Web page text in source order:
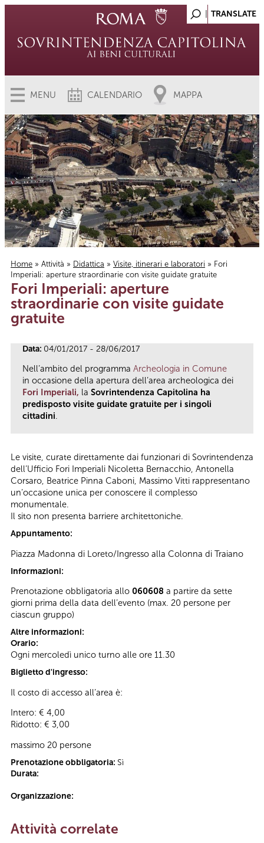
MENU CALENDARIO MAPPA
Tu sei qui
Home » Attività » Didattica » Visite, itinerari e laboratori » Fori
Imperiali: aperture straordinarie con visite guidate gratuite
Fori Imperiali: aperture
straordinarie con visite guidate
gratuite
Data: 04/01/2017 - 28/06/2017
Nell’ambito del programma Archeologia in Comune
in occasione della apertura dell’area archeologica dei
Fori Imperiali, la Sovrintendenza Capitolina ha
predisposto visite guidate gratuite per i singoli
cittadini.
Le visite, curate direttamente dai funzionari di Sovrintendenza
dell’Ufficio Fori Imperiali Nicoletta Bernacchio, Antonella
Corsaro, Beatrice Pinna Caboni, Massimo Vitti rappresentano
un’occasione unica per conoscere il complesso
monumentale.
Il sito non presenta barriere architettoniche.
Appuntamento:
Piazza Madonna di Loreto/Ingresso alla Colonna di Traiano
Informazioni:
Prenotazione obbligatoria allo 060608 a partire da sette
giorni prima della data dell’evento (max. 20 persone per
ciascun gruppo)
Altre informazioni:
Orario:
Ogni mercoledì unico turno alle ore 11.30
Biglietto d'ingresso:
Il costo di accesso all’area è:
Intero: € 4,00
Ridotto: € 3,00
massimo 20 persone
Prenotazione obbligatoria: Sì
Durata:
Organizzazione:
Attività correlate